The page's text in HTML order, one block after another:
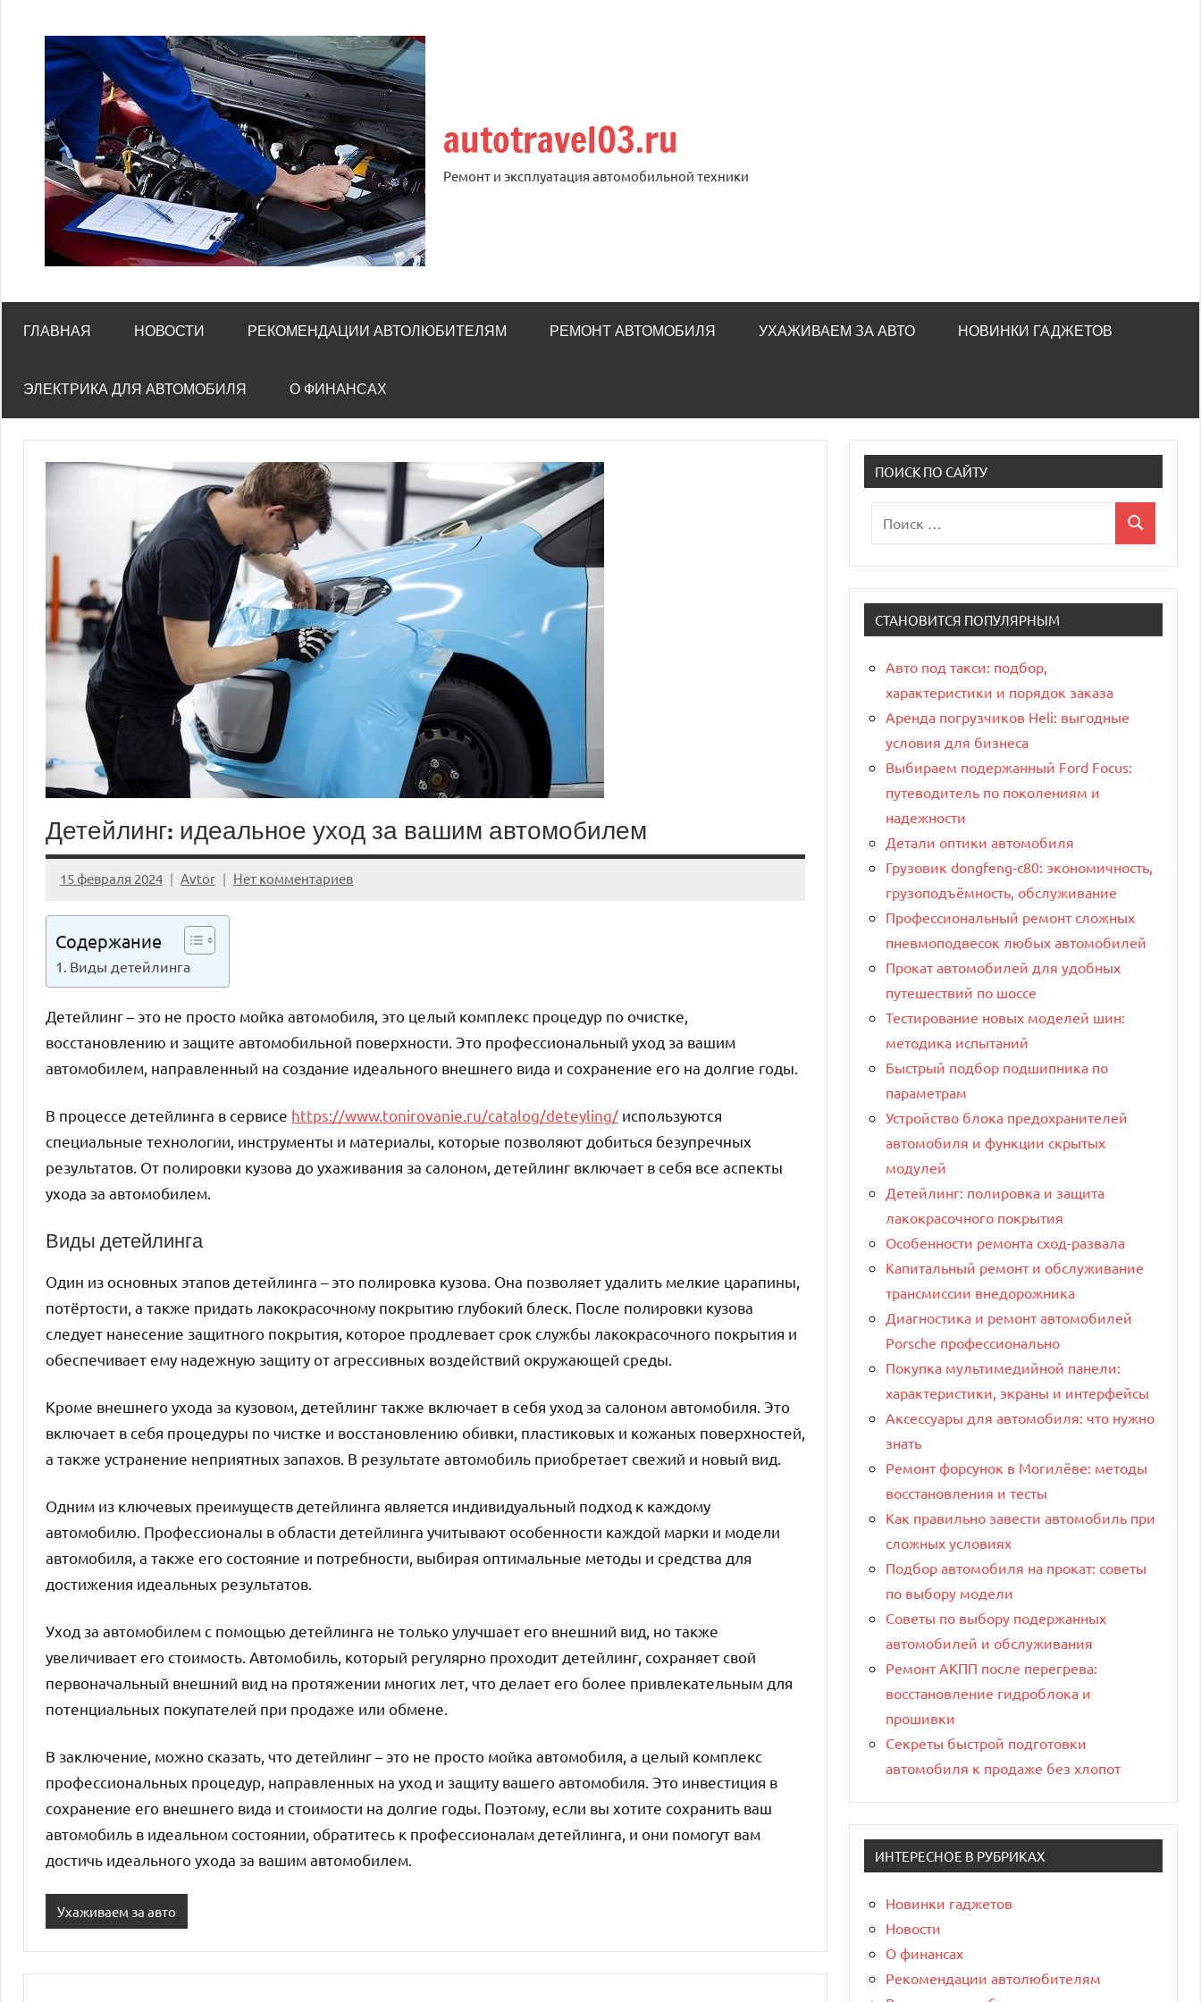
содержимому
autotravel03.ru
Ремонт и эксплуатация автомобильной техники
ГЛАВНАЯ НОВОСТИ РЕКОМЕНДАЦИИ АВТОЛЮБИТЕЛЯМ РЕМОНТ АВТОМОБИЛЯ УХАЖИВАЕМ ЗА АВТО НОВИНКИ ГАДЖЕТОВ
ЭЛЕКТРИКА ДЛЯ АВТОМОБИЛЯ О ФИНАНСАХ
Детейлинг: идеальное уход за вашим автомобилем
15 февраля 2024 Avtor Нет комментариев
Содержание
Виды детейлинга
Детейлинг – это не просто мойка автомобиля, это целый комплекс процедур по очистке,
восстановлению и защите автомобильной поверхности. Это профессиональный уход за вашим
автомобилем, направленный на создание идеального внешнего вида и сохранение его на долгие годы.
В процессе детейлинга в сервисе https://www.tonirovanie.ru/catalog/deteyling/ используются
специальные технологии, инструменты и материалы, которые позволяют добиться безупречных
результатов. От полировки кузова до ухаживания за салоном, детейлинг включает в себя все аспекты
ухода за автомобилем.
Виды детейлинга
Один из основных этапов детейлинга – это полировка кузова. Она позволяет удалить мелкие царапины,
потёртости, а также придать лакокрасочному покрытию глубокий блеск. После полировки кузова
следует нанесение защитного покрытия, которое продлевает срок службы лакокрасочного покрытия и
обеспечивает ему надежную защиту от агрессивных воздействий окружающей среды.
Кроме внешнего ухода за кузовом, детейлинг также включает в себя уход за салоном автомобиля. Это
включает в себя процедуры по чистке и восстановлению обивки, пластиковых и кожаных поверхностей,
а также устранение неприятных запахов. В результате автомобиль приобретает свежий и новый вид.
Одним из ключевых преимуществ детейлинга является индивидуальный подход к каждому
автомобилю. Профессионалы в области детейлинга учитывают особенности каждой марки и модели
автомобиля, а также его состояние и потребности, выбирая оптимальные методы и средства для
достижения идеальных результатов.
Уход за автомобилем с помощью детейлинга не только улучшает его внешний вид, но также
увеличивает его стоимость. Автомобиль, который регулярно проходит детейлинг, сохраняет свой
первоначальный внешний вид на протяжении многих лет, что делает его более привлекательным для
потенциальных покупателей при продаже или обмене.
В заключение, можно сказать, что детейлинг – это не просто мойка автомобиля, а целый комплекс
профессиональных процедур, направленных на уход и защиту вашего автомобиля. Это инвестиция в
сохранение его внешнего вида и стоимости на долгие годы. Поэтому, если вы хотите сохранить ваш
автомобиль в идеальном состоянии, обратитесь к профессионалам детейлинга, и они помогут вам
достичь идеального ухода за вашим автомобилем.
Ухаживаем за авто
ПОИСК ПО САЙТУ
для:
Поиск
СТАНОВИТСЯ ПОПУЛЯРНЫМ
Авто под такси: подбор,
характеристики и порядок заказа
Аренда погрузчиков Heli: выгодные
условия для бизнеса
Выбираем подержанный Ford Focus:
путеводитель по поколениям и
надежности
Детали оптики автомобиля
Грузовик dongfeng-c80: экономичность,
грузоподъёмность, обслуживание
Профессиональный ремонт сложных
пневмоподвесок любых автомобилей
Прокат автомобилей для удобных
путешествий по шоссе
Тестирование новых моделей шин:
методика испытаний
Быстрый подбор подшипника по
параметрам
Устройство блока предохранителей
автомобиля и функции скрытых
модулей
Детейлинг: полировка и защита
лакокрасочного покрытия
Особенности ремонта сход-развала
Капитальный ремонт и обслуживание
трансмиссии внедорожника
Диагностика и ремонт автомобилей
Porsche профессионально
Покупка мультимедийной панели:
характеристики, экраны и интерфейсы
Аксессуары для автомобиля: что нужно
знать
Ремонт форсунок в Могилёве: методы
восстановления и тесты
Как правильно завести автомобиль при
сложных условиях
Подбор автомобиля на прокат: советы
по выбору модели
Советы по выбору подержанных
автомобилей и обслуживания
Ремонт АКПП после перегрева:
восстановление гидроблока и
прошивки
Секреты быстрой подготовки
автомобиля к продаже без хлопот
ИНТЕРЕСНОЕ В РУБРИКАХ
Новинки гаджетов
Новости
О финансах
Рекомендации автолюбителям